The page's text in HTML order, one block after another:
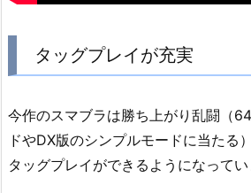
タッグプレイが充実
今作のスマブラは勝ち上がり乱闘（
ドやDX版のシンプルモードに当たる
タッグプレイができるようになってい